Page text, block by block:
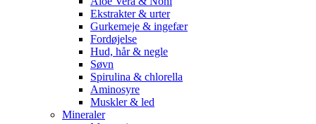
Ekstrakter & urter
Gurkemeje & ingefær
Fordøjelse
Hud, hår & negle
Søvn
Spirulina & chlorella
Aminosyre
Muskler & led
Mineraler